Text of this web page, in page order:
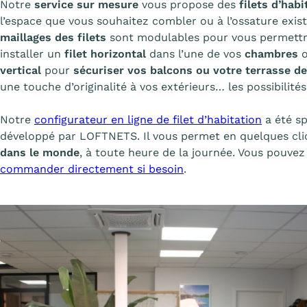
Notre service sur mesure vous propose des filets
l’espace que vous souhaitez combler ou à l’ossature
maillages des filets sont modulables pour vous
installer un filet horizontal dans l’une de vos chambres
vertical pour sécuriser vos balcons ou votre terrasse
une touche d’originalité à vos extérieurs… les
Notre configurateur en ligne de filet d’habitation a été
développé par LOFTNETS. Il vous permet en quelques
dans le monde, à toute heure de la journée. Vous
commander directement si besoin.